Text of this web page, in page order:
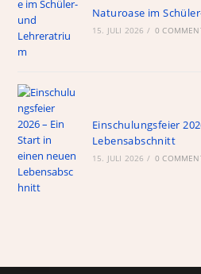
Naturoase im
15. JULI 2026 / 0
Einschulungsfeier
Lebensabschnitt
15. JULI 2026 / 0